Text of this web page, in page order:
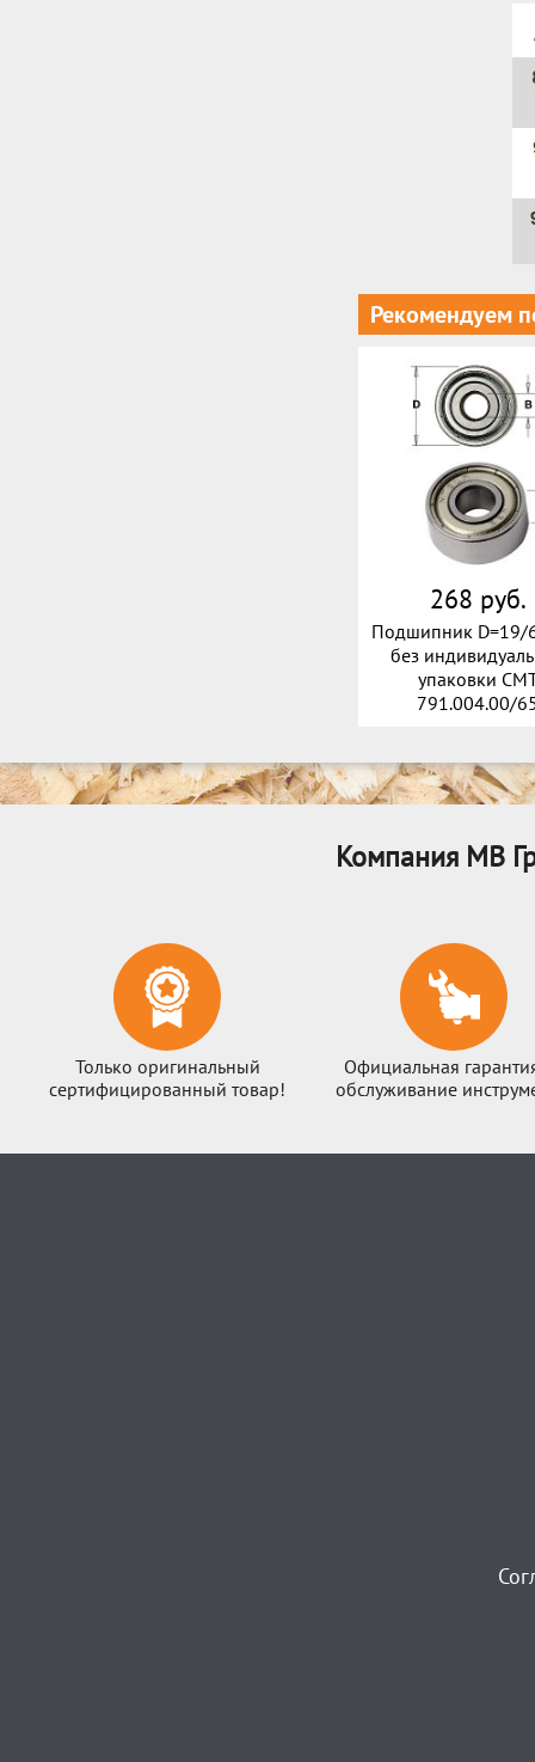
Рекомендуем
268 руб.
Подшипник D=19/
без
упаковки
791.004.00/
Компания МВ
Только оригинальный
сертифицированный товар!
Официальная
обслуживание